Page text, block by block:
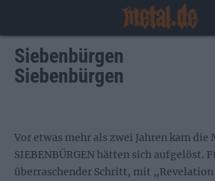
Siebenbürgen
Siebenbürgen
Vor etwas mehr als zwei Jahren kam die
SIEBENBÜRGEN hätten sich aufgelöst.
überraschender Schritt, mit „Revelation